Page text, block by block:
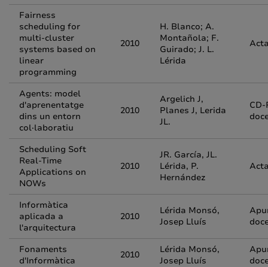
Fairness
scheduling for
multi-cluster
systems based on
linear
programming
2010
H. Blanco; A.
Montañola; F.
Guirado; J. L.
Lérida
Agents: model
d'aprenentatge
dins un entorn
col·laboratiu
2010
Argelich J,
Planes J, Lerida
JL.
CD-
Scheduling Soft
Real-Time
Applications on
NOWs
2010
JR. García, JL.
Lérida, P.
Hernández
Informàtica
aplicada a
l'arquitectura
2010
Lérida Monsó,
Josep Lluís
Fonaments
d'Informàtica
2010
Lérida Monsó,
Josep Lluís